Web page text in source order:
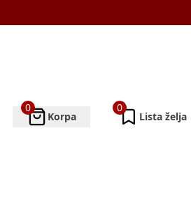
0
Korpa
0
Lista želja